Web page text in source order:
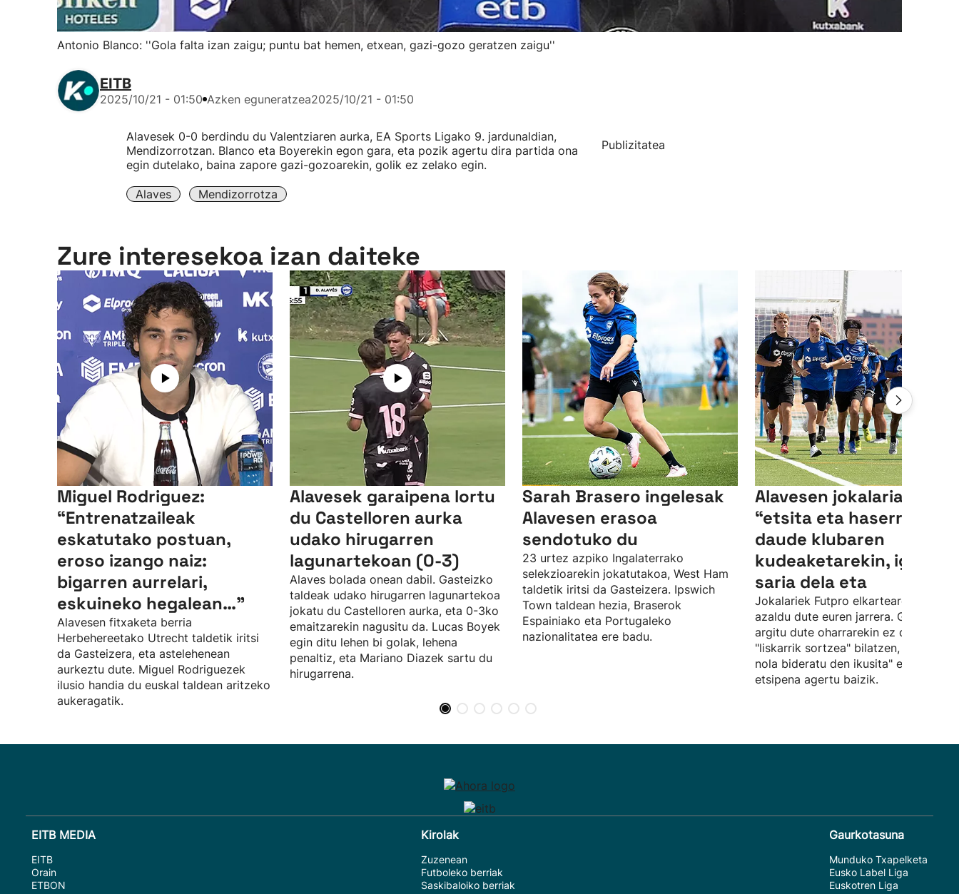
Antonio Blanco: ''Gola falta izan zaigu; puntu bat hemen, etxean, gazi-gozo geratzen zaigu''
EITB
2025/10/21 - 01:50 Azken eguneratzea2025/10/21 - 01:50
Alavesek 0-0 berdindu du Valentziaren aurka, EA Sports Ligako 9. jardunaldian,
Mendizorrotzan. Blanco eta Boyerekin egon gara, eta pozik agertu dira partida ona
egin dutelako, baina zapore gazi-gozoarekin, golik ez zelako egin.
Alaves Mendizorrotza
Publizitatea
Zure interesekoa izan daiteke
Miguel Rodriguez:
“Entrenatzaileak
eskatutako postuan,
eroso izango naiz:
bigarren aurrelari,
eskuineko hegalean…”
Alavesen fitxaketa berria
Herbehereetako Utrecht taldetik iritsi
da Gasteizera, eta astelehenean
aurkeztu dute. Miguel Rodriguezek
ilusio handia du euskal taldean aritzeko
aukeragatik.
Alavesek garaipena lortu
du Castelloren aurka
udako hirugarren
lagunartekoan (0-3)
Alaves bolada onean dabil. Gasteizko
taldeak udako hirugarren lagunartekoa
jokatu du Castelloren aurka, eta 0-3ko
emaitzarekin nagusitu da. Lucas Boyek
egin ditu lehen bi golak, lehena
penaltiz, eta Mariano Diazek sartu du
hirugarrena.
Sarah Brasero ingelesak
Alavesen erasoa
sendotuko du
23 urtez azpiko Ingalaterrako
selekzioarekin jokatutakoa, West Ham
taldetik iritsi da Gasteizera. Ipswich
Town taldean hezia, Braserok
Espainiako eta Portugaleko
nazionalitatea ere badu.
Alavesen jokalariak
“etsita eta haserre"
daude klubaren
kudeaketarekin, igoera-
saria dela eta
Jokalariek Futpro elkartearen bidez
azaldu dute euren jarrera. Gainera,
argitu dute oharrarekin ez dutela
"liskarrik sortzea" bilatzen, "egoera
nola bideratu den ikusita" euren
etsipena agertu baizik.
EITB MEDIA
EITB
Orain
ETBON
Kirolak
Zuzenean
Futboleko berriak
Saskibaloiko berriak
Gaurkotasuna
Munduko Txapelketa
Eusko Label Liga
Euskotren Liga